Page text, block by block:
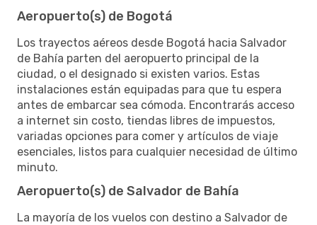
Aeropuerto(s) de Bogotá
Los trayectos aéreos desde Bogotá hacia Salvador
de Bahía parten del aeropuerto principal de la
ciudad, o el designado si existen varios. Estas
instalaciones están equipadas para que tu espera
antes de embarcar sea cómoda. Encontrarás acceso
a internet sin costo, tiendas libres de impuestos,
variadas opciones para comer y artículos de viaje
esenciales, listos para cualquier necesidad de último
minuto.
Aeropuerto(s) de Salvador de Bahía
La mayoría de los vuelos con destino a Salvador de